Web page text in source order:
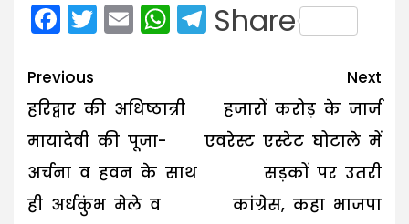
Facebook
Twitter
EmailWhatsApp
Telegram
Share
Post
navigation
Previous
हरिद्वार की अधिष्ठात्री
मायादेवी की पूजा-
अर्चना व हवन के साथ
ही अर्धकुंभ मेले व
Next
हजारों करोड़ के जार्ज
एवरेस्ट एस्टेट घोटाले में
सड़कों पर उतरी
कांग्रेस, कहा भाजपा